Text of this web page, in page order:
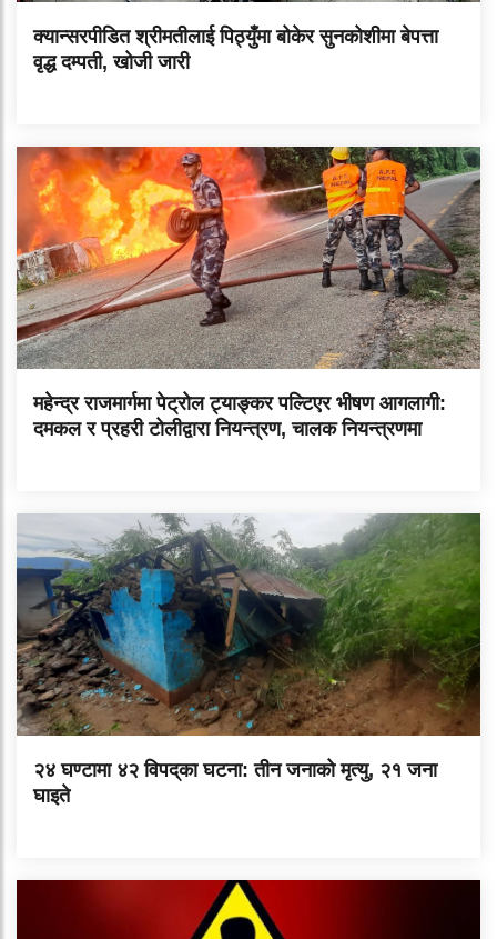
क्यान्सरपीडित श्रीमतीलाई पिठ्युँमा बोकेर सुनकोशीमा बेपत्ता
वृद्ध दम्पती, खोजी जारी
महेन्द्र राजमार्गमा पेट्रोल ट्याङ्कर पल्टिएर भीषण आगलागी:
दमकल र प्रहरी टोलीद्वारा नियन्त्रण, चालक नियन्त्रणमा
२४ घण्टामा ४२ विपद्‌का घटना: तीन जनाको मृत्यु, २१ जना
घाइते